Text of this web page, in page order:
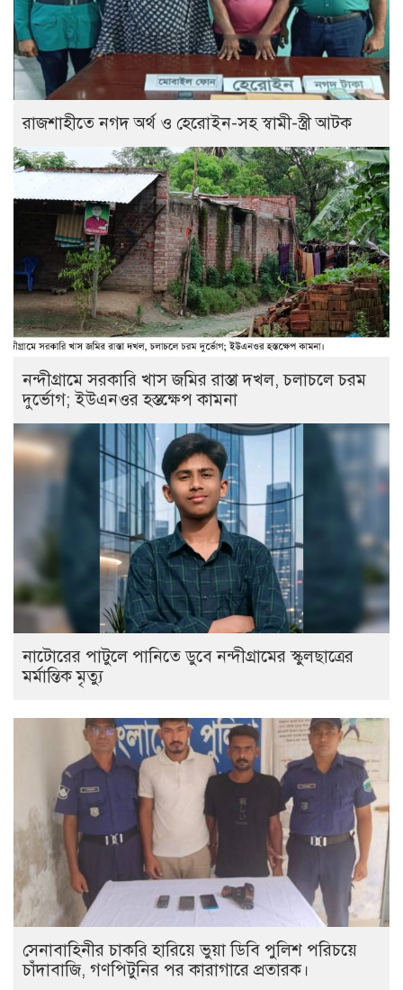
রাজশাহীতে নগদ অর্থ ও হেরোইন-সহ স্বামী-স্ত্রী আটক
নন্দীগ্রামে সরকারি খাস জমির রাস্তা দখল, চলাচলে চরম
দুর্ভোগ; ইউএনওর হস্তক্ষেপ কামনা
নাটোরের পাটুলে পানিতে ডুবে নন্দীগ্রামের স্কুলছাত্রের
মর্মান্তিক মৃত্যু
সেনাবাহিনীর চাকরি হারিয়ে ভুয়া ডিবি পুলিশ পরিচয়ে
চাঁদাবাজি, গণপিটুনির পর কারাগারে প্রতারক।